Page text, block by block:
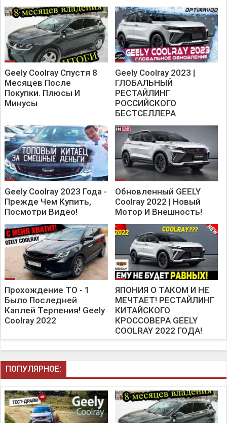
Geely Coolray Спустя 8
Месяцев После
Покупки. Плюсы И
Минусы
Geely Coolray 2023 |
ГЛОБАЛЬНЫЙ
РЕСТАЙЛИНГ
РОССИЙСКОГО
БЕСТСЕЛЛЕРА
Geely Coolray 2023 Года -
Прежде Чем Купить,
Посмотри Видео!
Обновленный GEELY
Coolray 2022 | Новый
Мотор И Внешность!
Прохождение ТО - 1
Было Последней
Каплей Терпения! Geely
Coolray 2022
ЯПОНИЯ О ТАКОМ И НЕ
МЕЧТАЕТ! РЕСТАЙЛИНГ
КИТАЙСКОГО
КРОССОВЕРА GEELY
COOLRAY 2022 ГОДА!
ПОПУЛЯРНОЕ: